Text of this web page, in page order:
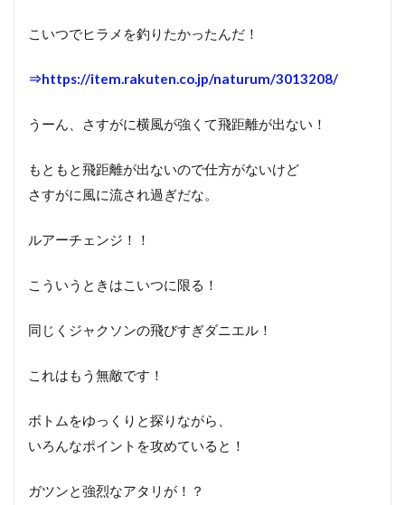
こいつでヒラメを釣りたかったんだ！
⇒https://item.rakuten.co.jp/naturum/3013208/
うーん、さすがに横風が強くて飛距離が出ない！
もともと飛距離が出ないので仕方がないけど
さすがに風に流され過ぎだな。
ルアーチェンジ！！
こういうときはこいつに限る！
同じくジャクソンの飛びすぎダニエル！
これはもう無敵です！
ボトムをゆっくりと探りながら、
いろんなポイントを攻めていると！
ガツンと強烈なアタリが！？